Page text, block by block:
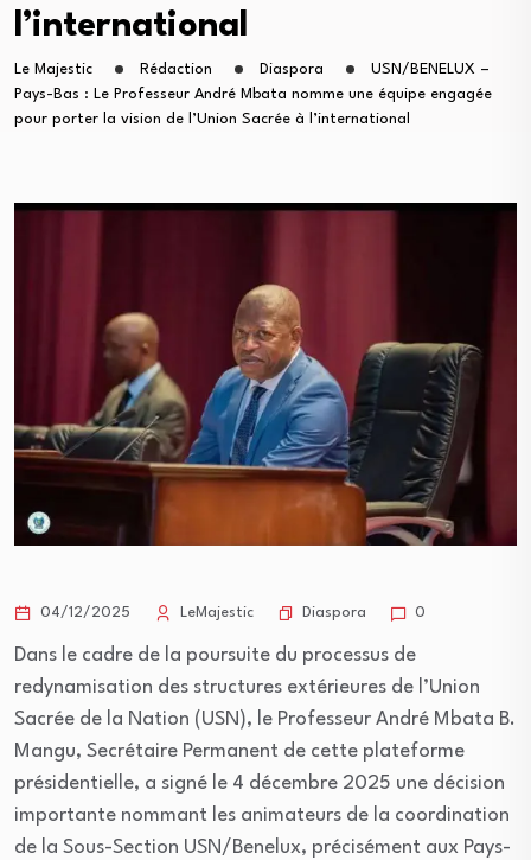
l’international
Le Majestic Rédaction Diaspora
USN/BENELUX –
Pays-Bas : Le Professeur André Mbata nomme une équipe engagée
pour porter la vision de l’Union Sacrée à l’international
04/12/2025 LeMajestic Diaspora 0
Dans le cadre de la poursuite du processus de
redynamisation des structures extérieures de l’Union
Sacrée de la Nation (USN), le Professeur André Mbata B.
Mangu, Secrétaire Permanent de cette plateforme
présidentielle, a signé le 4 décembre 2025 une décision
importante nommant les animateurs de la coordination
de la Sous-Section USN/Benelux, précisément aux Pays-